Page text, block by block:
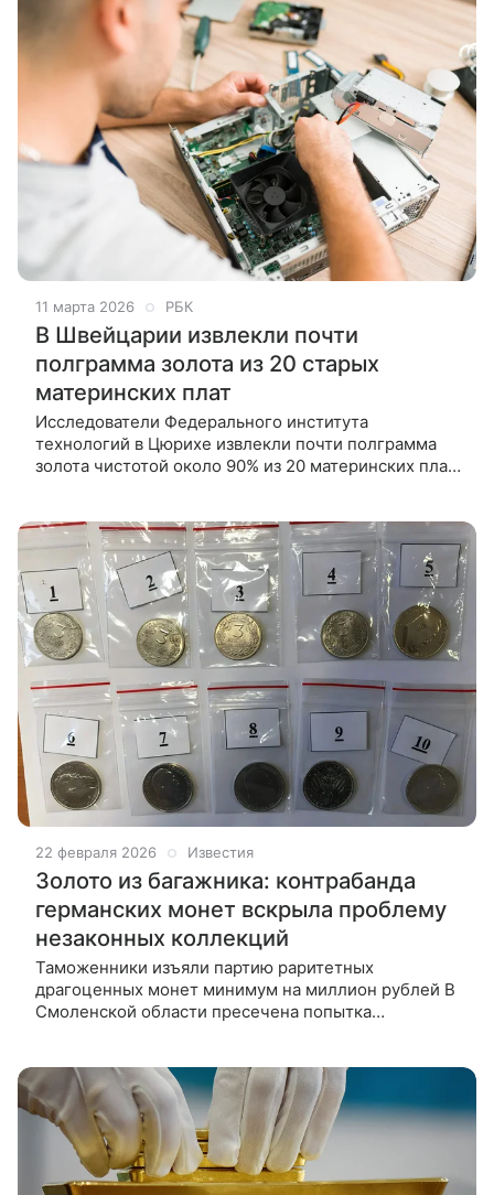
11 марта 2026 РБК
В Швейцарии извлекли почти
полграмма золота из 20 старых
материнских плат
Исследователи Федерального института
технологий в Цюрихе извлекли почти полграмма
золота чистотой около 90% из 20 материнских плат
22 февраля 2026 Известия
Золото из багажника: контрабанда
германских монет вскрыла проблему
незаконных коллекций
Таможенники изъяли партию раритетных
драгоценных монет минимум на миллион рублей В
Смоленской области пресечена попытка